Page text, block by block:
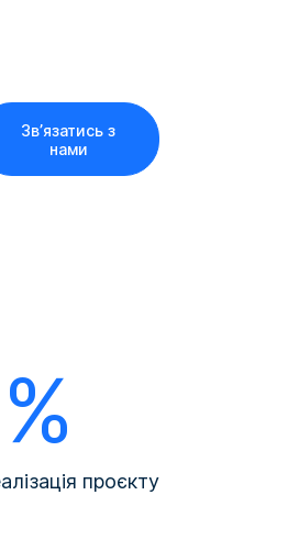
Зв’язатись з
нами
проєкту